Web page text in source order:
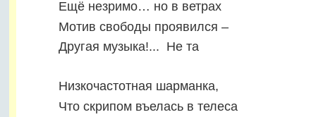
Ещё незримо… но в ветрах
Мотив свободы проявился –
Другая музыка!... Не та
Низкочастотная шарманка,
Что скрипом въелась в телеса